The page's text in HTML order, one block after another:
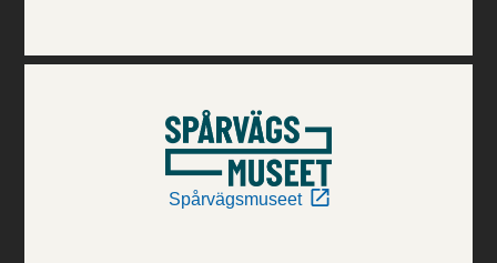
Spårvägsmuseet